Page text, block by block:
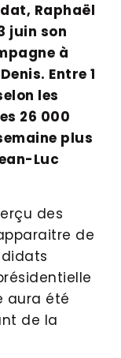
Raphaël
juin son
à
Entre 1
les
26 000
plus
Luc
des
de
aura été
de la